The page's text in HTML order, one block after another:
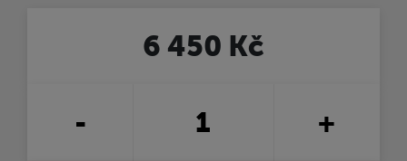
6 450 Kč
- +